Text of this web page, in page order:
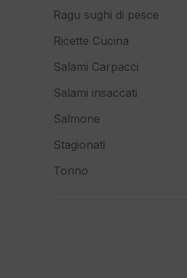
Ragu sughi di pesce
Ricette Cucina
Salami Carpacci
Salami insaccati
Salmone
Stagionati
Tonno